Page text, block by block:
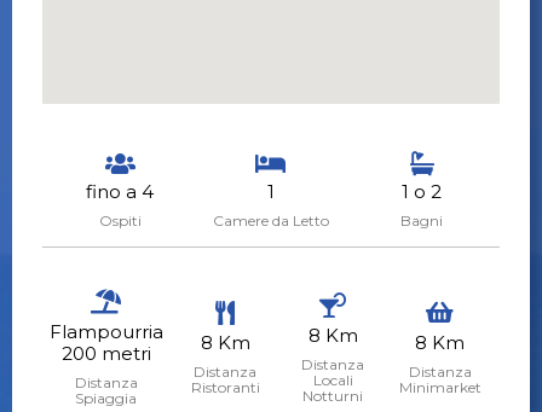
fino a 4
Ospiti
1
Camere da Letto
1 o 2
Bagni
Flampourria
200 metri
Distanza
Spiaggia
8 Km
Distanza
Ristoranti
8 Km
Distanza
Locali
Notturni
8 Km
Distanza
Minimarket